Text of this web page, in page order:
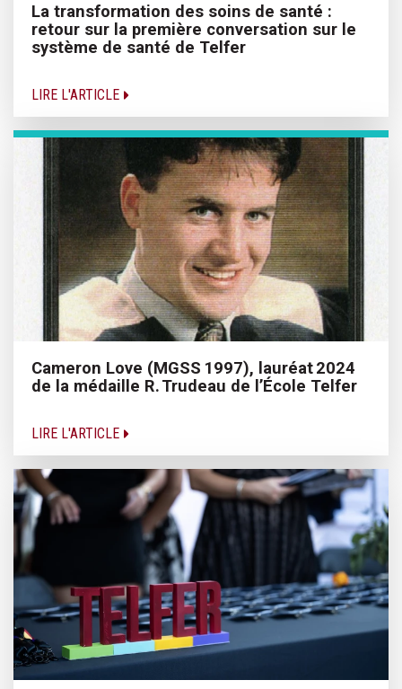
La transformation des soins de santé :
retour sur la première conversation sur le
système de santé de Telfer
LIRE L'ARTICLE
Cameron Love (MGSS 1997), lauréat 2024
de la médaille R. Trudeau de l’École Telfer
LIRE L'ARTICLE